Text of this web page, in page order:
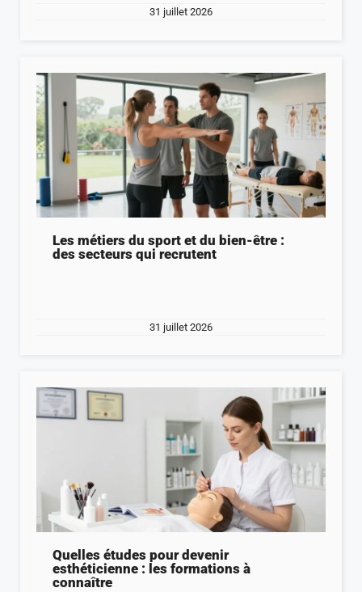
31 juillet 2026
Les métiers du sport et du bien-être :
des secteurs qui recrutent
31 juillet 2026
Quelles études pour devenir
esthéticienne : les formations à
connaître